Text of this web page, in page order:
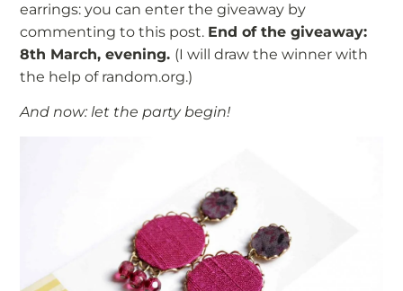
earrings: you can enter the giveaway by
commenting to this post. End of the giveaway:
8th March, evening. (I will draw the winner with
the help of random.org.)
And now: let the party begin!